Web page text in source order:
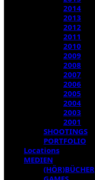
2014
2013
2012
2011
2010
2009
2008
2007
2006
2005
2004
2003
2001
SHOOTINGS
PORTFOLIO
Locations
MEDIEN
(HÖR)BÜCHER